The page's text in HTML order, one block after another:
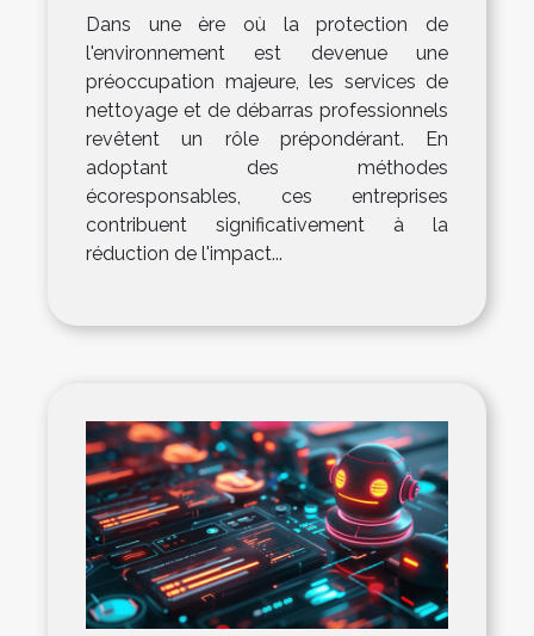
Dans une ère où la protection de
l'environnement est devenue une
préoccupation majeure, les services de
nettoyage et de débarras professionnels
revêtent un rôle prépondérant. En
adoptant des méthodes
écoresponsables, ces entreprises
contribuent significativement à la
réduction de l'impact...